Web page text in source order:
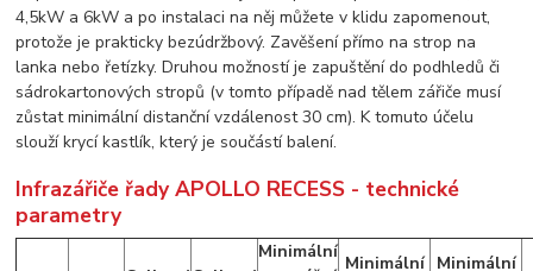
4,5kW a 6kW a po instalaci na něj můžete v klidu zapomenout,
protože je prakticky bezúdržbový. Zavěšení přímo na strop na
lanka nebo řetízky. Druhou možností je zapuštění do podhledů či
sádrokartonových stropů (v tomto případě nad tělem zářiče musí
zůstat minimální distanční vzdálenost 30 cm). K tomuto účelu
slouží krycí kastlík, který je součástí balení.
Infrazářiče řady APOLLO RECESS - technické
parametry
Minimální
Minimální Minimální